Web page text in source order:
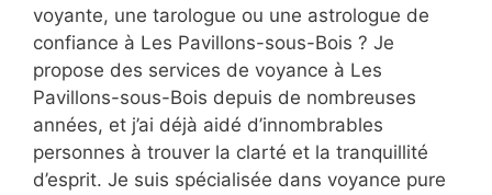
voyante, une tarologue ou une astrologue de
confiance à Les Pavillons-sous-Bois ? Je
propose des services de voyance à Les
Pavillons-sous-Bois depuis de nombreuses
années, et j’ai déjà aidé d’innombrables
personnes à trouver la clarté et la tranquillité
d’esprit. Je suis spécialisée dans voyance pure